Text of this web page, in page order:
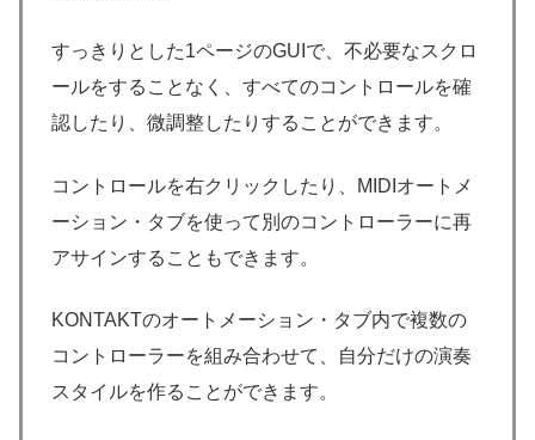
すっきりとした1ページのGUIで、不必要なスクロ
ールをすることなく、すべてのコントロールを確
認したり、微調整したりすることができます。
コントロールを右クリックしたり、MIDIオートメ
ーション・タブを使って別のコントローラーに再
アサインすることもできます。
KONTAKTのオートメーション・タブ内で複数の
コントローラーを組み合わせて、自分だけの演奏
スタイルを作ることができます。